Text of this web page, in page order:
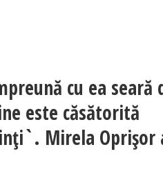
cu ea seară
este căsătorită
Mirela Oprișor